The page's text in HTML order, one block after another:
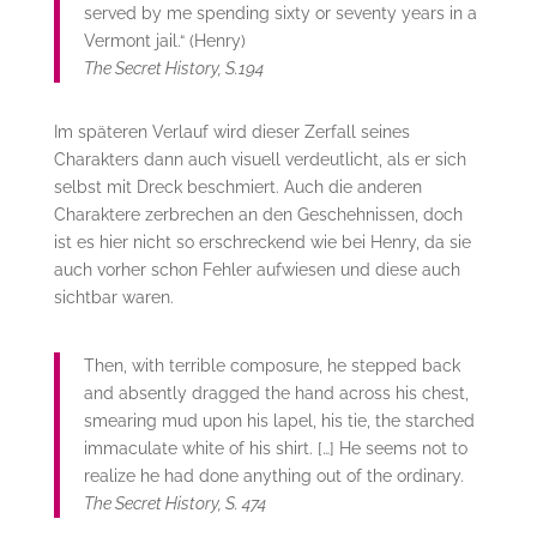
served by me spending sixty or seventy years in a
Vermont jail.“ (Henry)
The Secret History, S.194
Im späteren Verlauf wird dieser Zerfall seines
Charakters dann auch visuell verdeutlicht, als er sich
selbst mit Dreck beschmiert. Auch die anderen
Charaktere zerbrechen an den Geschehnissen, doch
ist es hier nicht so erschreckend wie bei Henry, da sie
auch vorher schon Fehler aufwiesen und diese auch
sichtbar waren.
Then, with terrible composure, he stepped back
and absently dragged the hand across his chest,
smearing mud upon his lapel, his tie, the starched
immaculate white of his shirt. […] He seems not to
realize he had done anything out of the ordinary.
The Secret History, S. 474